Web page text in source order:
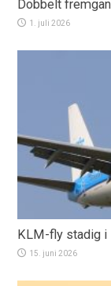
Dobbelt
1. juli 2026
KLM-fly stadig i
15. juni 2026